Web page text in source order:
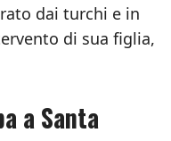
dai turchi e in
di sua figlia,
a Santa